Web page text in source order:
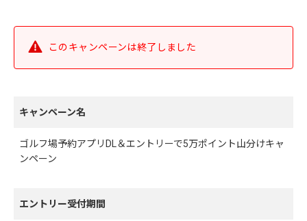
このキャンペーンは終了しました
キャンペーン名
ゴルフ場予約アプリDL＆エントリーで5万ポイント山分けキャ
ンペーン
エントリー受付期間